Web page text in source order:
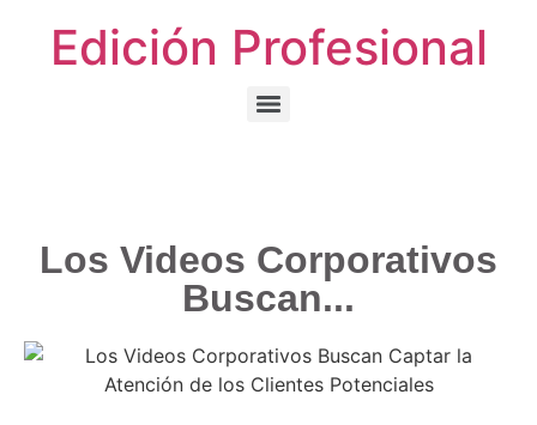
Edición Profesional
Los Videos Corporativos
Buscan...